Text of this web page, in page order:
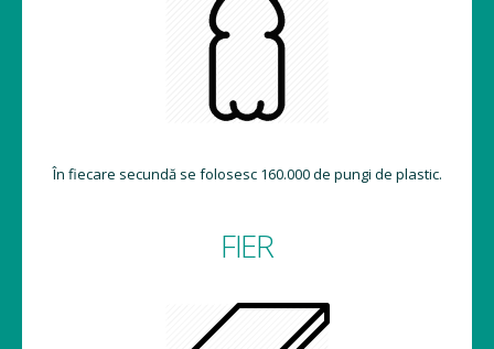
În fiecare secundă se folosesc 160.000 de pungi de plastic.
FIER